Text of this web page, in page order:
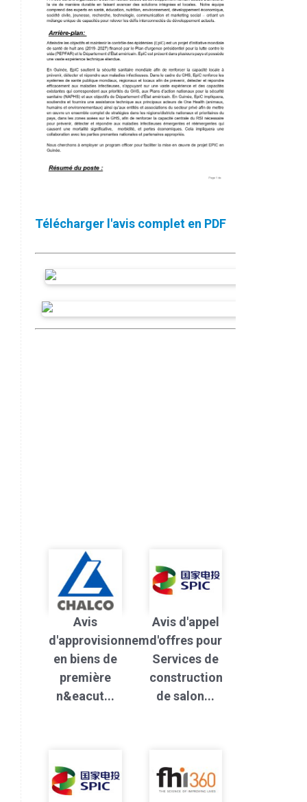
Télécharger l'avis complet en PDF
Avis
d'approvisionnement
en biens de
première
n&eacut...
Avis d'appel
d'offres pour
Services de
construction
de salon...